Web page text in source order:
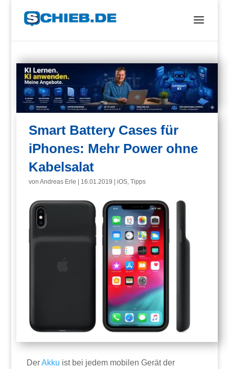
Smart Battery Cases für
iPhones: Mehr Power ohne
Kabelsalat
vonAndreas Erle 16.01.2019 |iOS,Tipps
DerAkku ist bei jedem mobilen Gerät der